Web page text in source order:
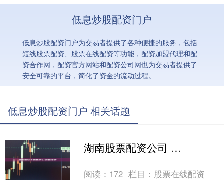
低息炒股配资门户
低息炒股配资门户为交易者提供了各种便捷的服务，包括
短线股票配资、股票在线配资等功能，配资加盟代理和配
资合作网，配资官方网站和配资公司网也为交易者提供了
安全可靠的平台，简化了资金的流动过程。
低息炒股配资门户 相关话题
湖南股票配资公司 在线股票配资平台：助你撬动财富杠杆
阅读： 172 栏目： 股票在线配资